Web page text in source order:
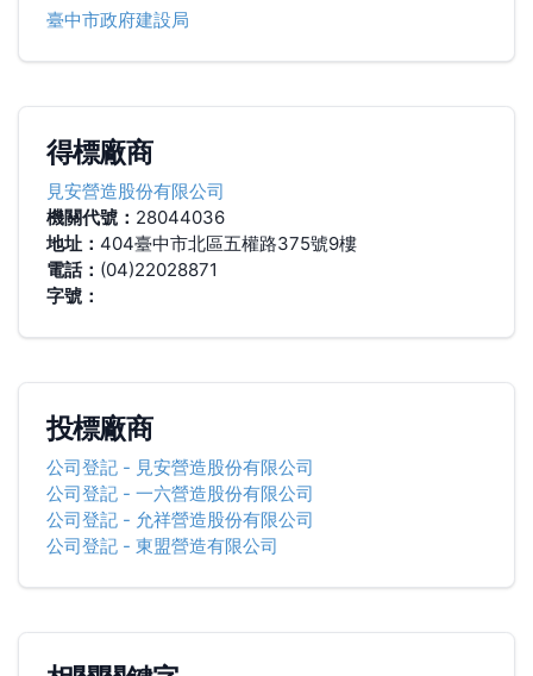
臺中市政府建設局
得標廠商
見安營造股份有限公司
機關代號： 28044036
地址： 404臺中市北區五權路375號9樓
電話： (04)22028871
字號：
投標廠商
公司登記- 見安營造股份有限公司
公司登記- 一六營造股份有限公司
公司登記- 允祥營造股份有限公司
公司登記- 東盟營造有限公司